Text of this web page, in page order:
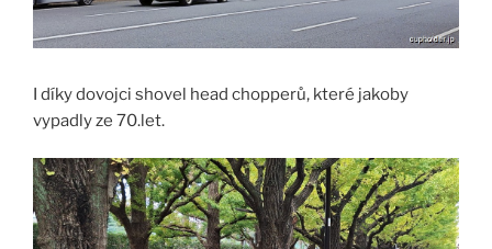
I díky dovojci shovel head chopperů, které jakoby
vypadly ze 70.let.